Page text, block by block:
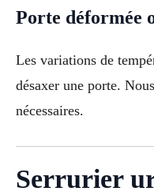
Porte déformée
Les variations de
désaxer une porte.
nécessaires.
Serrurier